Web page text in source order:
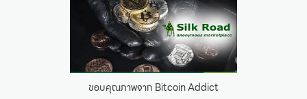
ขอบคุณภาพจาก Bitcoin Addict